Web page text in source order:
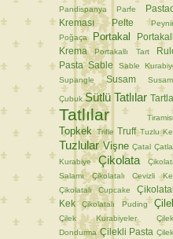
Pandispanya
Parfe
Kreması
Pelte
Poğaça
Portakal
Krema
Portakallı Tart
Pasta Sable
Sable
Supangle
Susam
Çubuk Sütlü Tatlılar
Tatlılar
Topkek Trifle Truff Tuzlu
Tuzlular Vişne Çatal
Kurabiye
Çikolata
Salamı
Çikolatalı Cevizli
Çikolatalı Cupcake
Kek
Çikolatalı Puding
Çilek Kurabiyeler
Dondurma Çilekli Pasta